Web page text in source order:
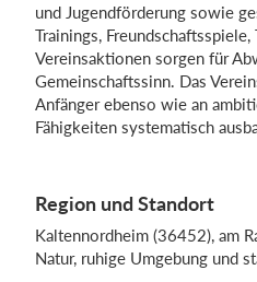
und Jugendförderung sowie
Trainings,
Vereinsaktionen sorgen für
Gemeinschaftssinn. Das
Anfänger ebenso wie an
Fähigkeiten systematisch
Region und Standort
Kaltennordheim (36452), am
Natur, ruhige Umgebung und